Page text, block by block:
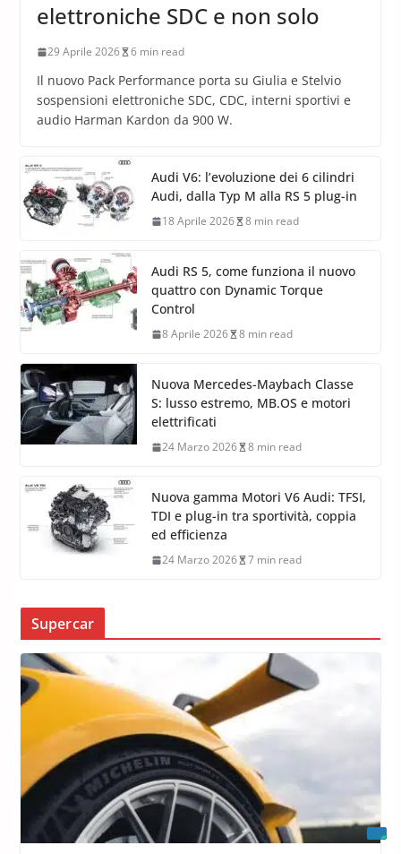
elettroniche SDC e non solo
29 Aprile 2026 6 min read
Il nuovo Pack Performance porta su Giulia e Stelvio
sospensioni elettroniche SDC, CDC, interni sportivi e
audio Harman Kardon da 900 W.
Audi V6: l’evoluzione dei 6 cilindri
Audi, dalla Typ M alla RS 5 plug-in
18 Aprile 2026 8 min read
Audi RS 5, come funziona il nuovo
quattro con Dynamic Torque
Control
8 Aprile 2026 8 min read
Nuova Mercedes-Maybach Classe
S: lusso estremo, MB.OS e motori
elettrificati
24 Marzo 2026 8 min read
Nuova gamma Motori V6 Audi: TFSI,
TDI e plug-in tra sportività, coppia
ed efficienza
24 Marzo 2026 7 min read
Supercar